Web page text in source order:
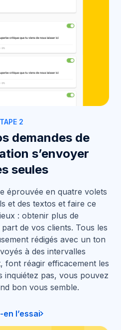
2
demandes de
s’envoyer
seules
éprouvée en quatre volets
et des textos et faire ce
: obtenir plus de
de vos clients. Tous les
rédigés avec un ton
à des intervalles
font réagir efficacement les
inquiétez pas, vous pouvez
bon vous semble.
en l’essai